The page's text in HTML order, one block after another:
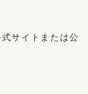
サイトまたは公